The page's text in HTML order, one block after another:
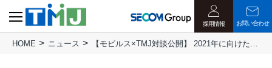
採用情報 お問い合わせ
HOME ニュース 【モビルス×TMJ対談公開】 2021年に向けたコミュニケーションデザインの在り方とは？＜前編＞